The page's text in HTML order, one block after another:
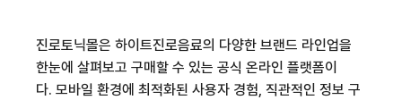
진로토닉몰은 하이트진로음료의 다양한 브랜드 라인업을
한눈에 살펴보고 구매할 수 있는 공식 온라인 플랫폼이
다. 모바일 환경에 최적화된 사용자 경험, 직관적인 정보 구